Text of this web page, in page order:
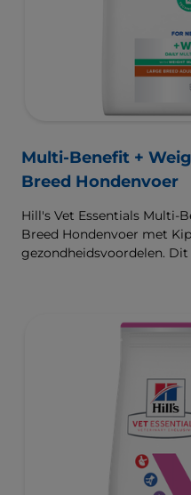
Multi-Benefit +
Breed Hondenvoer
Hill's Vet Essentials Multi-
Breed Hondenvoer met
gezondheidsvoordelen.
samengesteld om een
gezonde gewrichten.
gewichtscontrole helpt
een gezond gewicht te
beste ondersteuning voor